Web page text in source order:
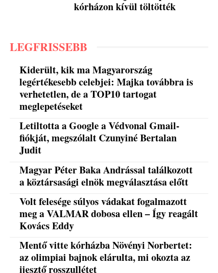
kórházon kívül töltötték
LEGFRISSEBB
Kiderült, kik ma Magyarország
legértékesebb celebjei: Majka továbbra is
verhetetlen, de a TOP10 tartogat
meglepetéseket
Letiltotta a Google a Védvonal Gmail-
fiókját, megszólalt Czunyiné Bertalan
Judit
Magyar Péter Baka Andrással találkozott
a köztársasági elnök megválasztása előtt
Volt felesége súlyos vádakat fogalmazott
meg a VALMAR dobosa ellen – Így reagált
Kovács Eddy
Mentő vitte kórházba Növényi Norbertet:
az olimpiai bajnok elárulta, mi okozta az
ijesztő rosszullétet